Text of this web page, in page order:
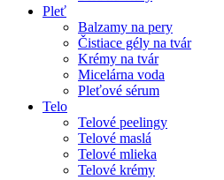
Pleť
Balzamy na pery
Čistiace gély na tvár
Krémy na tvár
Micelárna voda
Pleťové sérum
Telo
Telové peelingy
Telové maslá
Telové mlieka
Telové krémy